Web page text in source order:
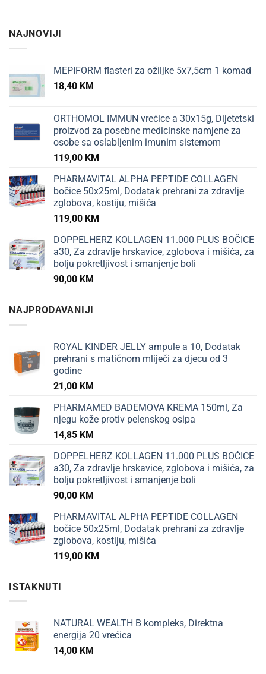
NAJNOVIJI
MEPIFORM flasteri za ožiljke 5x7,5cm 1 komad
18,40 KM
ORTHOMOL IMMUN vrećice a 30x15g, Dijetetski
proizvod za posebne medicinske namjene za
osobe sa oslabljenim imunim sistemom
119,00 KM
PHARMAVITAL ALPHA PEPTIDE COLLAGEN
bočice 50x25ml, Dodatak prehrani za zdravlje
zglobova, kostiju, mišića
119,00 KM
DOPPELHERZ KOLLAGEN 11.000 PLUS BOČICE
a30, Za zdravlje hrskavice, zglobova i mišića, za
bolju pokretljivost i smanjenje boli
90,00 KM
NAJPRODAVANIJI
ROYAL KINDER JELLY ampule a 10, Dodatak
prehrani s matičnom mliječi za djecu od 3
godine
21,00 KM
PHARMAMED BADEMOVA KREMA 150ml, Za
njegu kože protiv pelenskog osipa
14,85 KM
DOPPELHERZ KOLLAGEN 11.000 PLUS BOČICE
a30, Za zdravlje hrskavice, zglobova i mišića, za
bolju pokretljivost i smanjenje boli
90,00 KM
PHARMAVITAL ALPHA PEPTIDE COLLAGEN
bočice 50x25ml, Dodatak prehrani za zdravlje
zglobova, kostiju, mišića
119,00 KM
ISTAKNUTI
NATURAL WEALTH B kompleks, Direktna
energija 20 vrećica
14,00 KM